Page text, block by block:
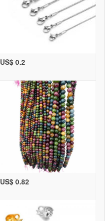
US$ 0.2
US$ 0.82